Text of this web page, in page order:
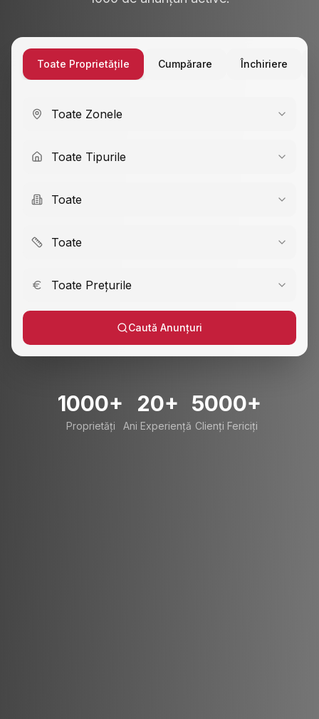
Toate Proprietățile Cumpărare Închiriere
Toate Zonele
Toate Tipurile
Toate
Toate
Toate Prețurile
Caută Anunțuri
1000+
Proprietăți
20+
Ani Experiență
5000+
Clienți Fericiți